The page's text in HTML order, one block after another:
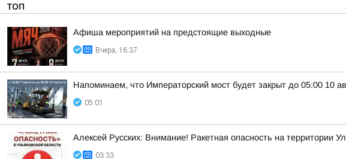
ТОП
Афиша мероприятий на предстоящие выходные
Вчера, 16:37
Напоминаем, что Императорский мост будет закрыт до 05:00 10
05:01
Алексей Русских: Внимание! Ракетная опасность на территории
03:33